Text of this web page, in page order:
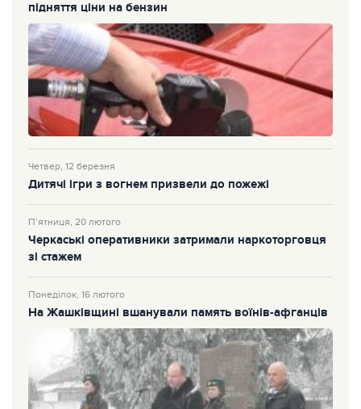
підняття ціни на бензин
Четвер, 12 березня
Дитячі ігри з вогнем призвели до пожежі
П’ятниця, 20 лютого
Черкаські оперативники затримали наркоторговця
зі стажем
Понеділок, 16 лютого
На Жашківщині вшанували память воїнів-афганців